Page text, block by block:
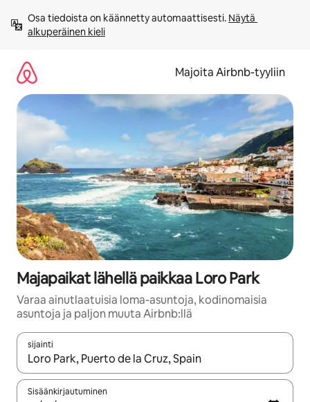
sisältö
väliin
Osa tiedoista on käännetty automaattisesti. Näytä
alkuperäinen kieli
Majoita Airbnb-tyyliin
Majapaikat lähellä paikkaa Loro Park
Varaa ainutlaatuisia loma-asuntoja, kodinomaisia
asuntoja ja paljon muuta Airbnb:llä
sijainti
Kun tulokset ovat saatavilla, navigoi ylös- ja alas-
Sisäänkirjautuminen